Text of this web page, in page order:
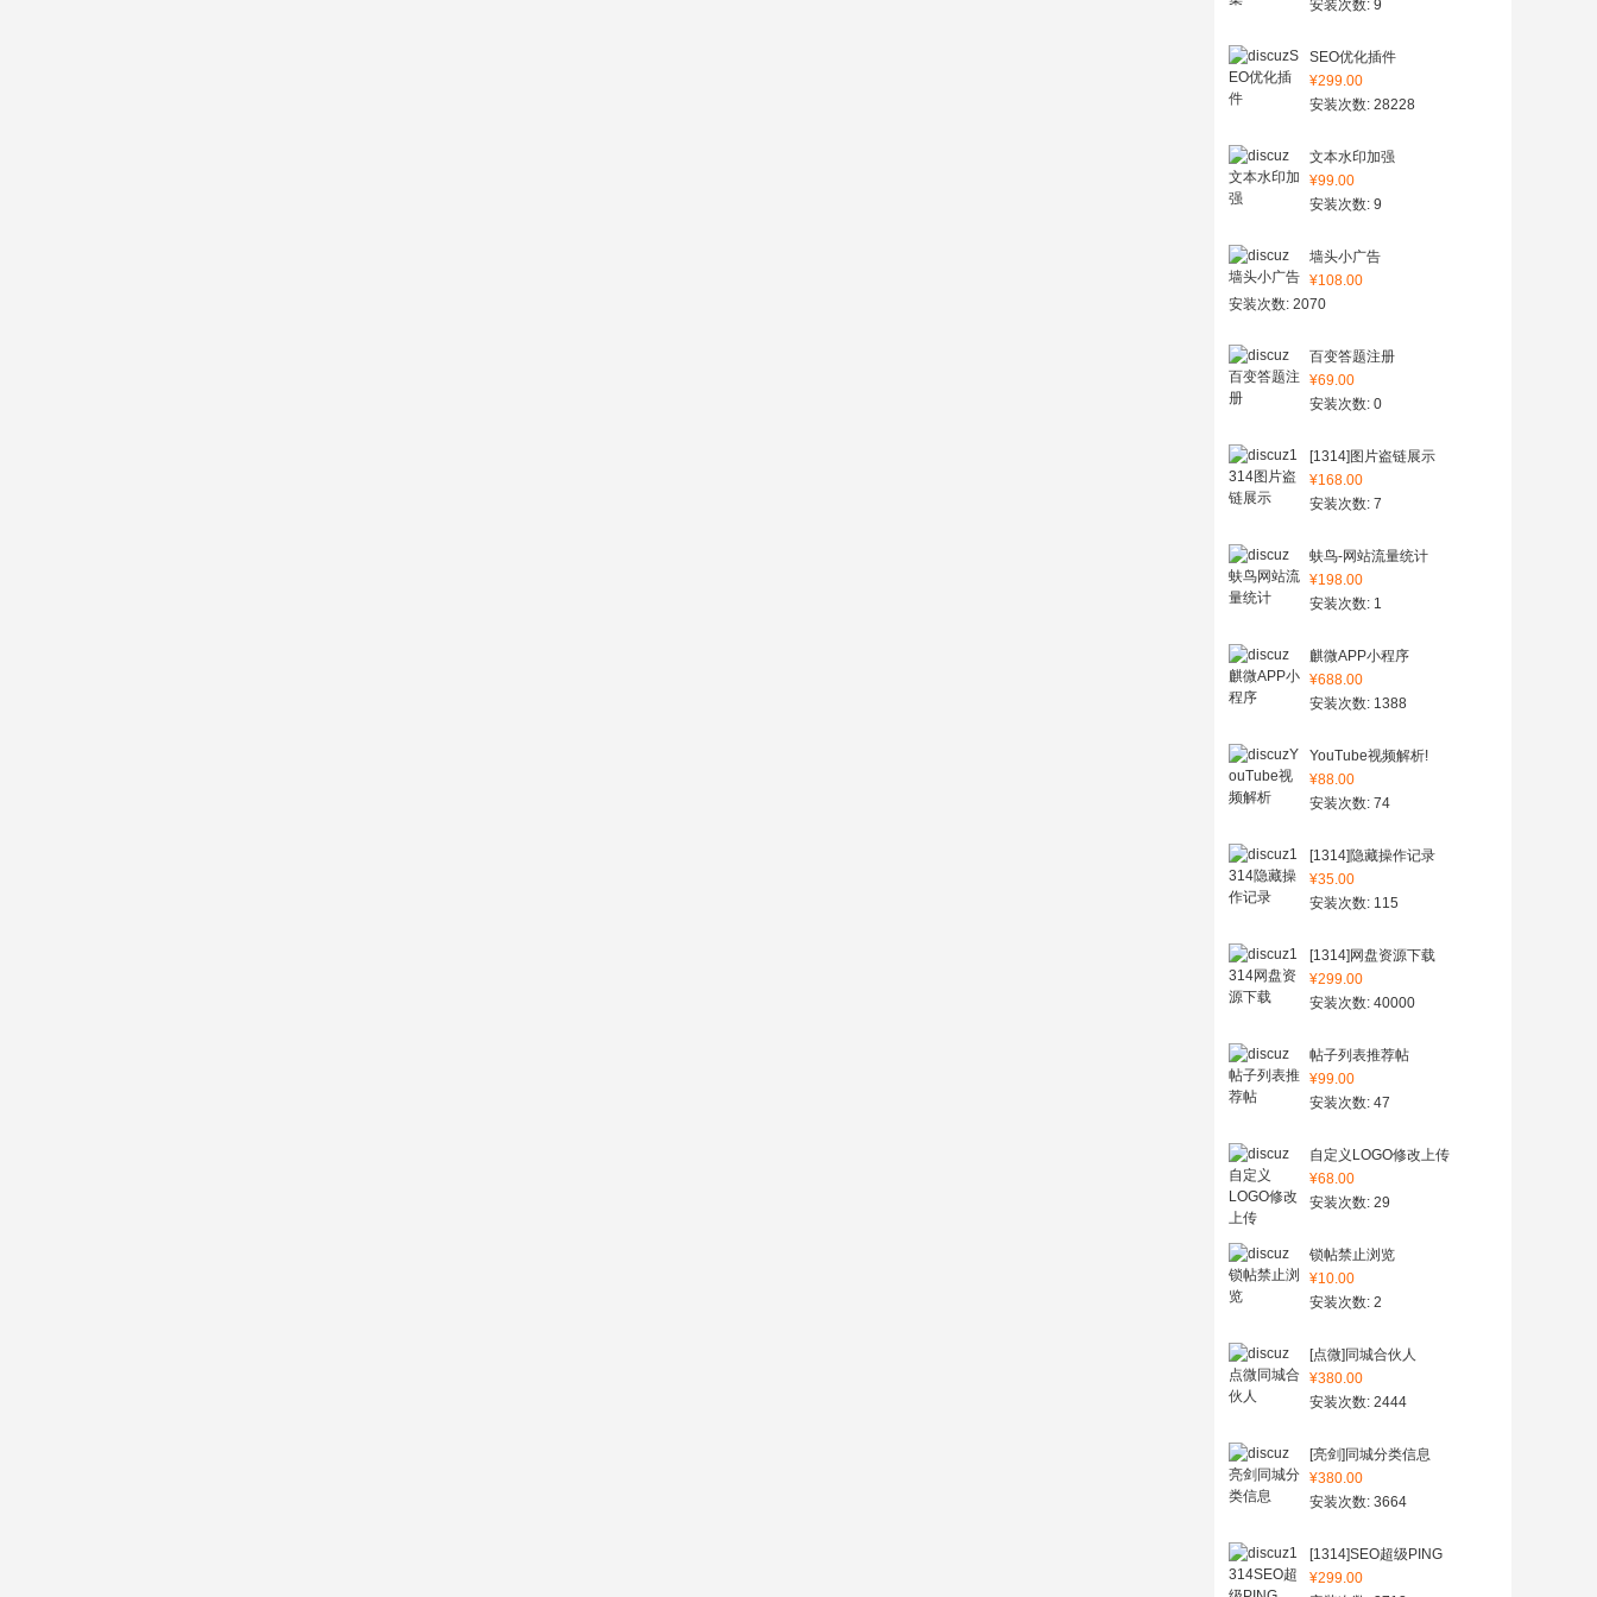
安装次数: 9
SEO优化插件
¥299.00
安装次数: 28228
文本水印加强
¥99.00
安装次数: 9
墙头小广告
¥108.00
安装次数: 2070
百变答题注册
¥69.00
安装次数: 0
[1314]图片盗链展示
¥168.00
安装次数: 7
蚨鸟-网站流量统计
¥198.00
安装次数: 1
麒微APP小程序
¥688.00
安装次数: 1388
YouTube视频解析!
¥88.00
安装次数: 74
[1314]隐藏操作记录
¥35.00
安装次数: 115
[1314]网盘资源下载
¥299.00
安装次数: 40000
帖子列表推荐帖
¥99.00
安装次数: 47
自定义LOGO修改上传
¥68.00
安装次数: 29
锁帖禁止浏览
¥10.00
安装次数: 2
[点微]同城合伙人
¥380.00
安装次数: 2444
[亮剑]同城分类信息
¥380.00
安装次数: 3664
[1314]SEO超级PING
¥299.00